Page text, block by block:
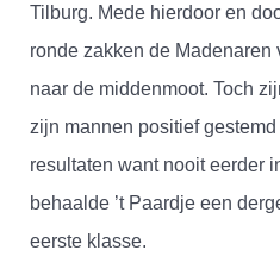
Tilburg. Mede hierdoor en
ronde zakken de
naar de middenmoot. Toch
zijn mannen positief
resultaten want nooit eerder
behaalde ’t Paardje een
eerste klasse.